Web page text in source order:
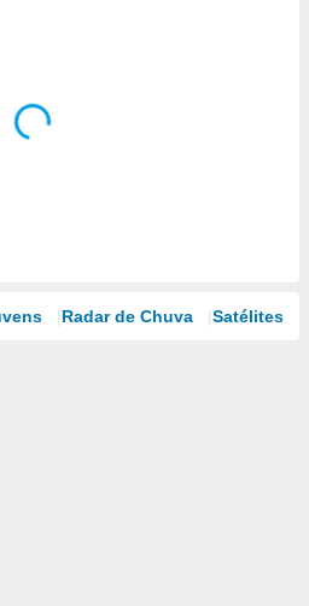
Radar de Chuva Satélites